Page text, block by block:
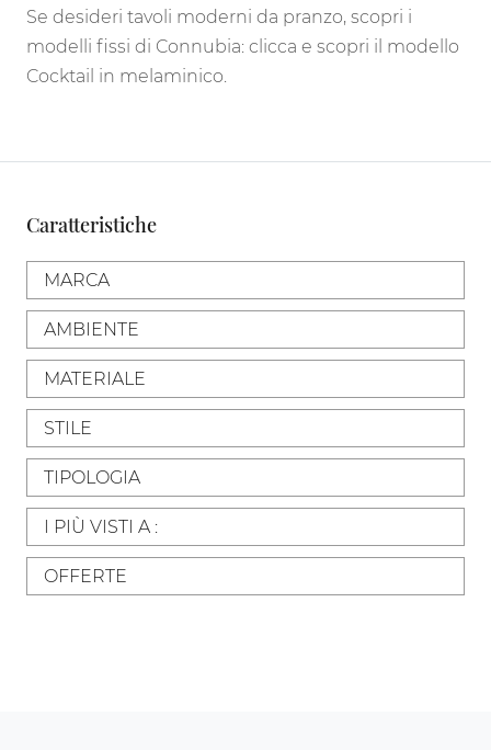
Se desideri tavoli moderni da pranzo, scopri i
modelli fissi di Connubia: clicca e scopri il modello
Cocktail in melaminico.
Caratteristiche
MARCA
AMBIENTE
MATERIALE
STILE
TIPOLOGIA
I PIÙ VISTI A :
OFFERTE